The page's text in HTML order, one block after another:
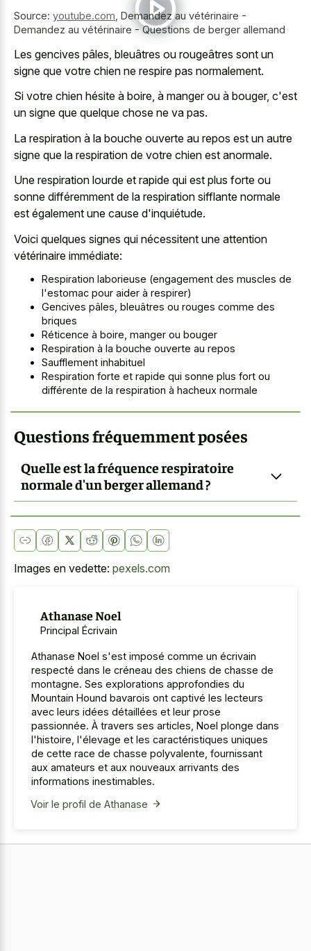
Source: youtube.com, Demandez au vétérinaire -
Demandez au vétérinaire - Questions de berger allemand
Les gencives pâles, bleuâtres ou rougeâtres sont un
signe que votre chien ne respire pas normalement.
Si votre chien hésite à boire, à manger ou à bouger, c'est
un signe que quelque chose ne va pas.
La respiration à la bouche ouverte au repos est un autre
signe que la respiration de votre chien est anormale.
Une respiration lourde et rapide qui est plus forte ou
sonne différemment de la respiration sifflante normale
est également une cause d'inquiétude.
Voici quelques signes qui nécessitent une attention
vétérinaire immédiate:
Respiration laborieuse (engagement des muscles de
l'estomac pour aider à respirer)
Gencives pâles, bleuâtres ou rouges comme des
briques
Réticence à boire, manger ou bouger
Respiration à la bouche ouverte au repos
Saufflement inhabituel
Respiration forte et rapide qui sonne plus fort ou
différente de la respiration à hacheux normale
Questions fréquemment posées
Quelle est la fréquence respiratoire
normale d'un berger allemand ?
Images en vedette: pexels.com
Athanase Noel
Principal Écrivain
Athanase Noel s'est imposé comme un écrivain
respecté dans le créneau des chiens de chasse de
montagne. Ses explorations approfondies du
Mountain Hound bavarois ont captivé les lecteurs
avec leurs idées détaillées et leur prose
passionnée. À travers ses articles, Noel plonge dans
l'histoire, l'élevage et les caractéristiques uniques
de cette race de chasse polyvalente, fournissant
aux amateurs et aux nouveaux arrivants des
informations inestimables.
Voir le profil de Athanase